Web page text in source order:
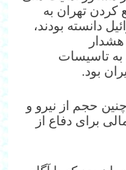
کردن تهران به
دانسته بودند،
به تاسیسات
بود.
حجم از نیرو و
برای دفاع از